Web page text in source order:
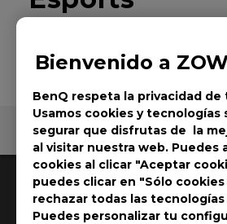
Bienvenido a
BenQ respeta la privacidad de
Usamos cookies y tecnologías
segurar que disfrutas de la
al visitar nuestra web. Puedes
cookies al clicar "Aceptar
puedes clicar en "Sólo
rechazar todas las
Puedes personalizar tu
2 Resultados